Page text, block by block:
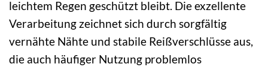
leichtem Regen geschützt bleibt. Die exzellente
Verarbeitung zeichnet sich durch sorgfältig
vernähte Nähte und stabile Reißverschlüsse aus,
die auch häufiger Nutzung problemlos